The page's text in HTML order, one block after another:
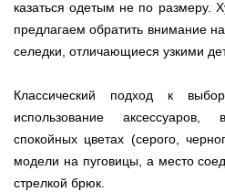
казаться одетым не по
предлагаем обратить внимание
селедки, отличающиеся узкими
Классический подход к
использование
спокойных цветах (серого,
модели на пуговицы, а место
стрелкой брюк.